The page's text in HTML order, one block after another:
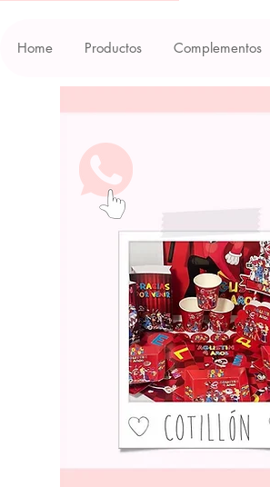
Home Productos Complementos